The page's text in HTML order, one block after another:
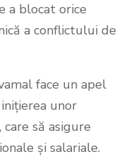
a blocat orice
a conflictului de
face un apel
unor
să asigure
și salariale.